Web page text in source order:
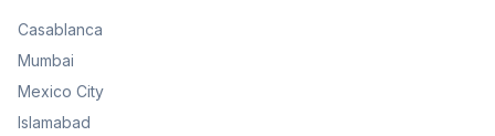
Casablanca
Mumbai
Mexico City
Islamabad